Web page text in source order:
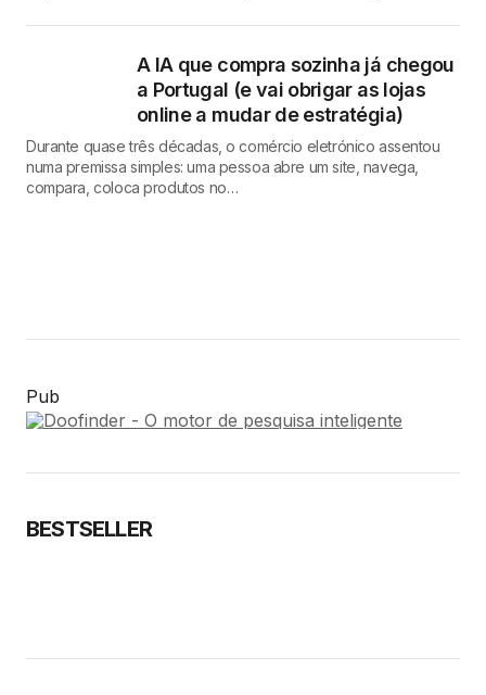
A IA que compra sozinha já chegou
a Portugal (e vai obrigar as lojas
online a mudar de estratégia)
Durante quase três décadas, o comércio eletrónico assentou
numa premissa simples: uma pessoa abre um site, navega,
compara, coloca produtos no…
Pub
BESTSELLER